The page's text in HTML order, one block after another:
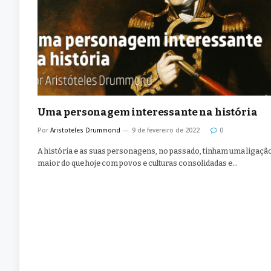
Uma personagem interessante na história
Por Aristoteles Drummond 9 de fevereiro de 2022 0
A história e as suas personagens, no passado, tinham uma
maior do que hoje com povos e culturas consolidadas e…